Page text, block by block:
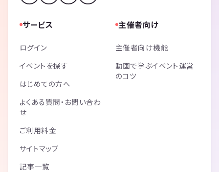
サービス
ログイン
イベントを探す
はじめての方へ
よくある質問・お問い合わ
せ
ご利用料金
サイトマップ
記事一覧
主催者向け
主催者向け機能
動画で学ぶイベント運営
のコツ